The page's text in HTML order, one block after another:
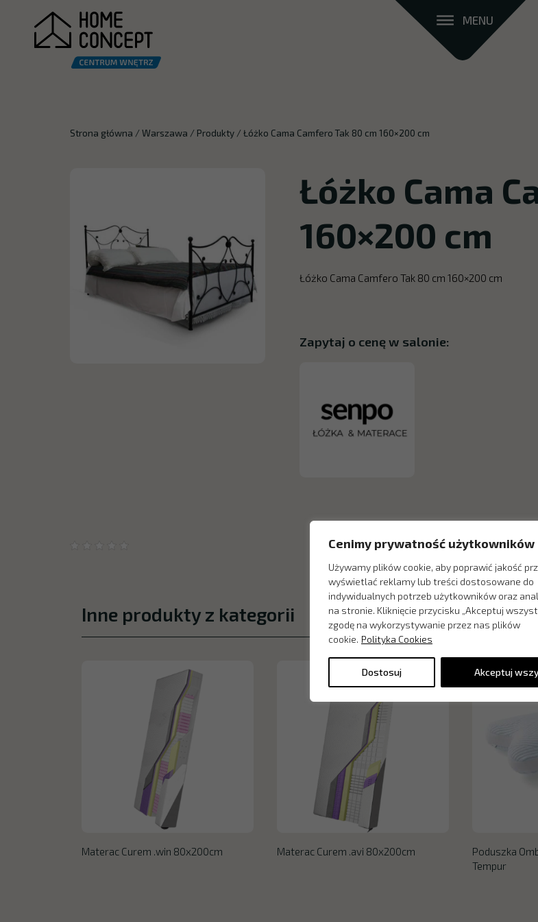
Cenimy prywatność użytkowników
Używamy plików cookie, aby poprawić jakość
wyświetlać reklamy lub treści dostosowane do
indywidualnych potrzeb użytkowników oraz
na stronie. Kliknięcie przycisku „Akceptuj
zgodę na wykorzystywanie przez nas plików
cookie. Polityka Cookies
Dostosuj Akceptuj
MENU
Strona główna /Warszawa /Produkty /Łóżko Cama Camfero Tak 80 cm 160×200 cm
Łóżko Cama
160×200 cm
Łóżko Cama Camfero Tak 80 cm 160×200 cm
Zapytaj o cenę w salonie:
Inne produkty z kategorii
Materac Curem .win 80x200cm Materac Curem .avi 80x200cm
Poduszka
Tempur